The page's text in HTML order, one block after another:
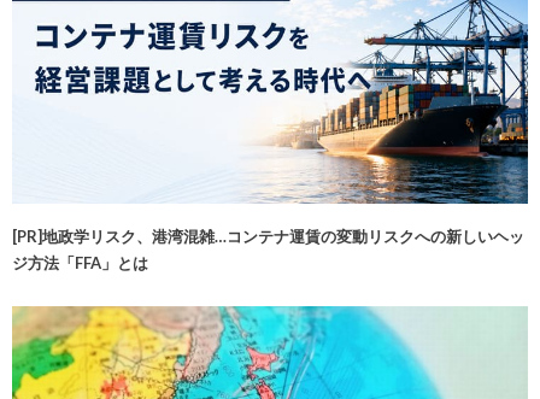
[PR]地政学リスク、港湾混雑…コンテナ運賃の変動リスクへの新しいヘッ
ジ方法「FFA」とは